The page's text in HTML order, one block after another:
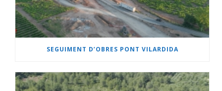
SEGUIMENT D’OBRES PONT VILARDIDA